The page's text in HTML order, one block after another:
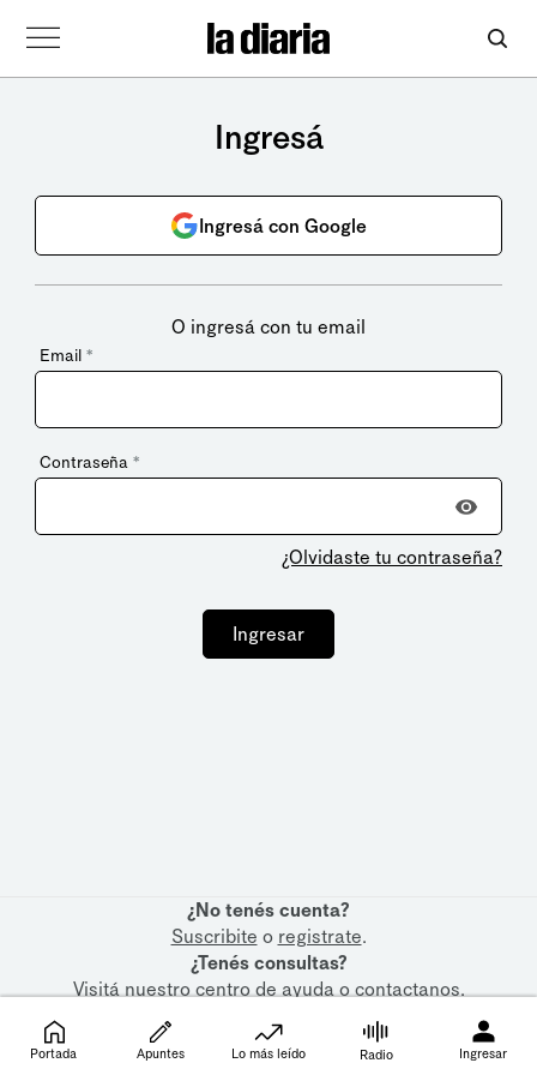
Ingresá
Ingresá con Google
O ingresá con tu email
Email *
Contraseña *
¿Olvidaste tu contraseña?
Ingresar
¿No tenés cuenta?
Suscribite o registrate.
¿Tenés consultas?
Visitá nuestrocentro de ayudaocontactanos.
Portada Apuntes Lo más leído Radio Ingresar